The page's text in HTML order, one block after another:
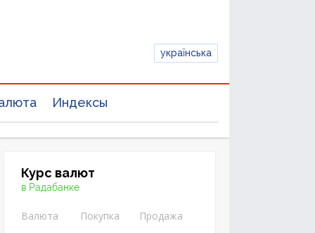
українська
Индексы
Курс валют
в Радабанке
Валюта Покупка
Продажа